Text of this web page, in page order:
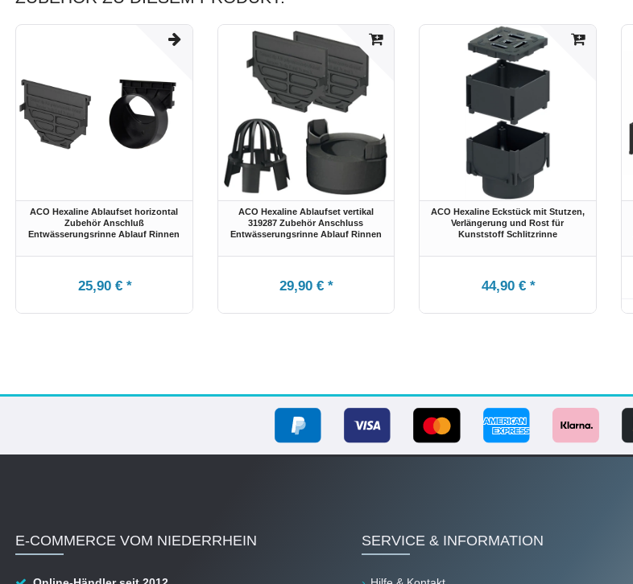
ACO Hexaline Ablaufset horizontal
Zubehör Anschluß
Entwässerungsrinne Ablauf Rinnen
25,90 € *
ACO Hexaline Ablaufset vertikal
319287 Zubehör Anschluss
Entwässerungsrinne Ablauf Rinnen
29,90 € *
ACO Hexaline Eckstück mit Stutzen,
Verlängerung und Rost für
Kunststoff Schlitzrinne
44,90 € *
E-COMMERCE VOM NIEDERRHEIN SERVICE & INFORMATION